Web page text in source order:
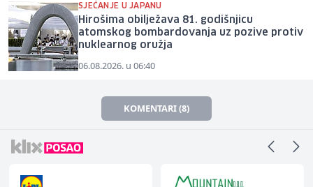
SJEĆANJE U JAPANU
Hirošima obilježava 81. godišnjicu
atomskog bombardovanja uz pozive protiv
nuklearnog oružja
06.08.2026. u 06:40
KOMENTARI (8)